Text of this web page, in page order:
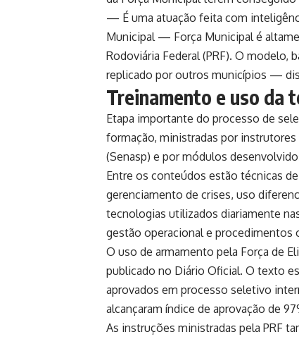
— É uma atuação feita com
Municipal — Força Municipal é
Rodoviária Federal (PRF). O modelo,
replicado por outros municípios —
Treinamento e uso da
Etapa importante do processo de
formação, ministradas por instrutores
(Senasp) e por módulos
Entre os conteúdos estão técnicas
gerenciamento de crises, uso
tecnologias utilizados diariamente
gestão operacional e procedimentos
O uso de armamento pela Força de
publicado no Diário Oficial. O texto
aprovados em processo seletivo
alcançaram índice de aprovação de
As instruções ministradas pela PRF